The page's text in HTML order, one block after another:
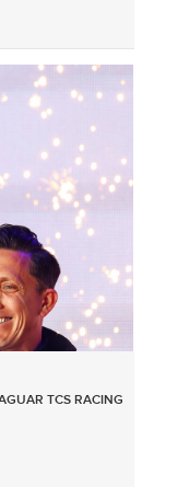
TCS RACING